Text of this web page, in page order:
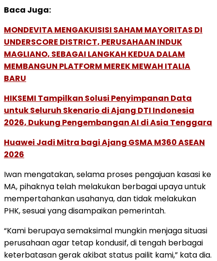
Baca Juga:
MONDEVITA MENGAKUISISI SAHAM MAYORITAS DI
UNDERSCORE DISTRICT, PERUSAHAAN INDUK
MAGLIANO, SEBAGAI LANGKAH KEDUA DALAM
MEMBANGUN PLATFORM MEREK MEWAH ITALIA
BARU
HIKSEMI Tampilkan Solusi Penyimpanan Data
untuk Seluruh Skenario di Ajang DTI Indonesia
2026, Dukung Pengembangan AI di Asia Tenggara
Huawei Jadi Mitra bagi Ajang GSMA M360 ASEAN
2026
Iwan mengatakan, selama proses pengajuan kasasi ke
MA, pihaknya telah melakukan berbagai upaya untuk
mempertahankan usahanya, dan tidak melakukan
PHK, sesuai yang disampaikan pemerintah.
“Kami berupaya semaksimal mungkin menjaga situasi
perusahaan agar tetap kondusif, di tengah berbagai
keterbatasan gerak akibat status pailit kami,” kata dia.